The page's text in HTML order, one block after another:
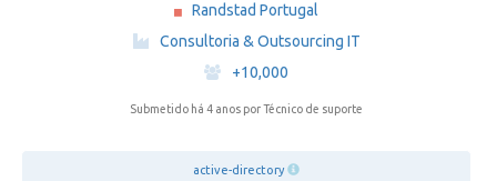
Randstad Portugal
·
Consultoria & Outsourcing IT
·
+10,000
Submetido há 4 anos por Técnico de suporte
active-directory